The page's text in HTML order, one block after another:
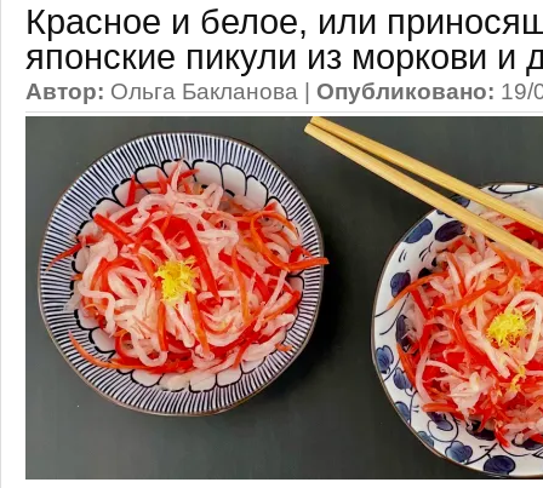
Красное и белое, или
японские пикули из моркови и
Автор: Ольга Бакланова | Опубликовано: 19/